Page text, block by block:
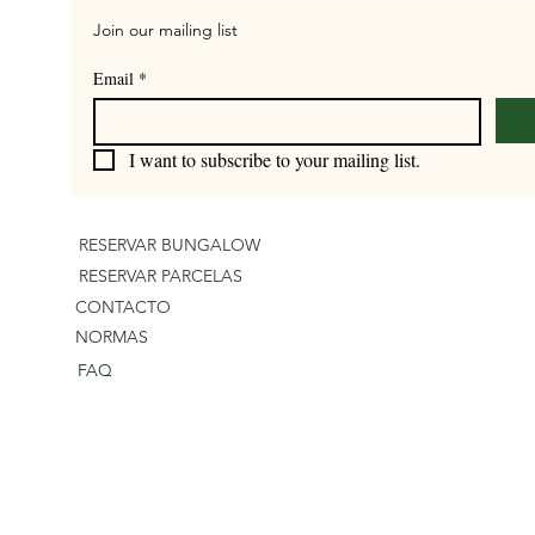
Join our mailing list
Email *
I want to subscribe to your mailing list.
RESERVAR BUNGALOW
RESERVAR PARCELAS
CONTACTO
NORMAS
FAQ